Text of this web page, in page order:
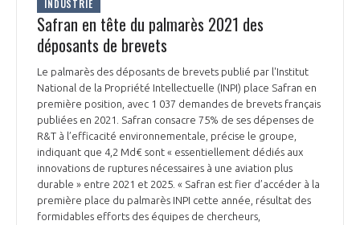
NOTRE VISION
NOS MISSIONS
NOTRE HISTOIRE
ORGANISATION
LE CONSEIL DU GIFAS
L’ÉQUIPE DU GIFAS
NOS RÉSEAUX À L'INTERNATIONAL
FONCTIONNEMENT
GEADS
COMITÉ AERO PME
ACCOMPAGNEMENT DE NOS ADHÉRENTS
LES PROGRAMMES DU GIFAS
LA MÉDIATION
13
14 16 17
20
INDUSTRIE
Safran en tête du palmarès 2021 des
déposants de brevets
Le palmarès des déposants de brevets publié par l'Institut
National de la Propriété Intellectuelle (INPI) place Safran en
première position, avec 1 037 demandes de brevets français
publiées en 2021. Safran consacre 75% de ses dépenses de
R&T à l’efficacité environnementale, précise le groupe,
indiquant que 4,2 Md€ sont « essentiellement dédiés aux
innovations de ruptures nécessaires à une aviation plus
durable » entre 2021 et 2025. « Safran est fier d’accéder à la
première place du palmarès INPI cette année, résultat des
formidables efforts des équipes de chercheurs,